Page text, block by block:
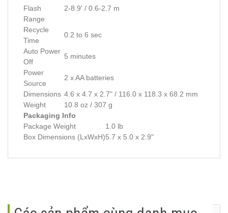
Flash
Range
2-8.9' / 0.6-2.7 m
Recycle
Time
0.2 to 6 sec
Auto Power
Off
5 minutes
Power
Source
2 x AA batteries
Dimensions 4.6 x 4.7 x 2.7" / 116.0 x 118.3 x 68.2 mm
Weight
10.8 oz / 307 g
Packaging Info
Package Weight
1.0 lb
Box Dimensions (LxWxH)5.7 x 5.0 x 2.9"